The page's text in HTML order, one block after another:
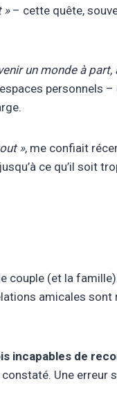
»– cette quête,
un monde à
personnels
», me confiait
ce qu’il soit
couple (et la
amicales sont
incapables de
constaté. Une erreur